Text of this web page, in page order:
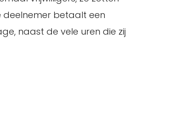
deelnemer betaalt een
naast de vele uren die zij